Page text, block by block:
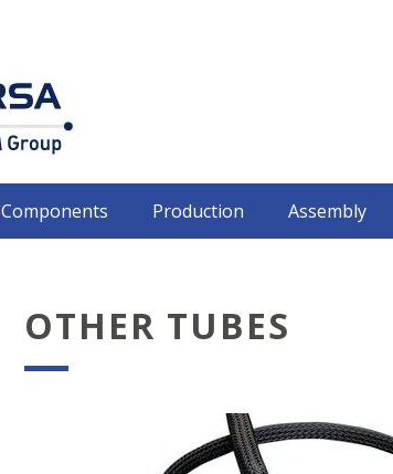
Components Production Assembly
OTHER TUBES